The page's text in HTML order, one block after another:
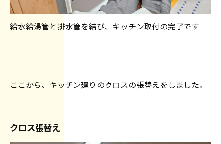
給水給湯管と排水管を結び、キッチン取付の完了です
ここから、キッチン廻りのクロスの張替えをしました。
クロス張替え